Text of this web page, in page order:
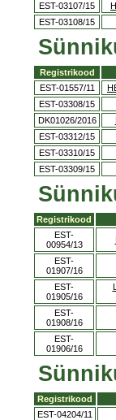
EST-03107/15
EST-03108/15
Registrikood
EST-01557/11
EST-03308/15
DK01026/2016
EST-03312/15
EST-03310/15
EST-03309/15
Registrikood
EST-
00954/13
EST-
01907/16
EST-
01905/16
EST-
01908/16
EST-
01906/16
Registrikood
EST-04204/11